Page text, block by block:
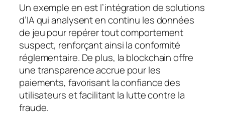
Un exemple en est l’intégration de solutions
d’IA qui analysent en continu les données
de jeu pour repérer tout comportement
suspect, renforçant ainsi la conformité
réglementaire. De plus, la blockchain offre
une transparence accrue pour les
paiements, favorisant la confiance des
utilisateurs et facilitant la lutte contre la
fraude.